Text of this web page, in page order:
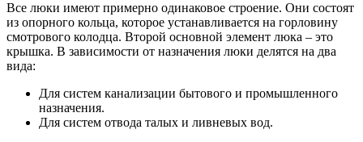
Все люки имеют примерно одинаковое строение. Они состоят
из опорного кольца, которое устанавливается на горловину
смотрового колодца. Второй основной элемент люка – это
крышка. В зависимости от назначения люки делятся на два
вида:
Для систем канализации бытового и промышленного
назначения.
Для систем отвода талых и ливневых вод.